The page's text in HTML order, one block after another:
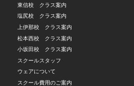
東信校 クラス案内
塩尻校 クラス案内
上伊那校 クラス案内
松本西校 クラス案内
小坂田校 クラス案内
スクールスタッフ
ウェアについて
スクール費用のご案内